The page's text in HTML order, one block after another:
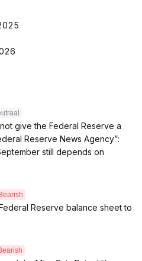
give the Federal Reserve a
Reserve News Agency”:
still depends on
Bearish
Reserve balance sheet to